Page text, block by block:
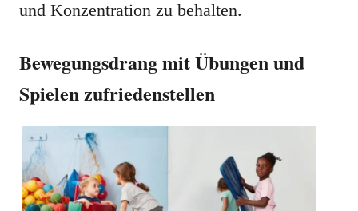
und Konzentration zu behalten.
Bewegungsdrang mit Übungen und
Spielen zufriedenstellen